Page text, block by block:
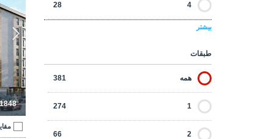
4
28
بیشتر
طبقات
همه 381
1
274
2
66